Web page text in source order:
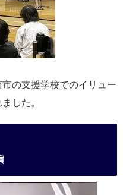
の支援学校でのイリュー
した。